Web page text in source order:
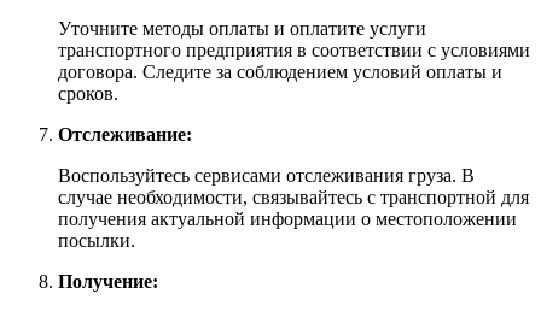
Уточните методы оплаты и оплатите услуги
транспортного предприятия в соответствии с условиями
договора. Следите за соблюдением условий оплаты и
сроков.
Отслеживание:
Воспользуйтесь сервисами отслеживания груза. В
случае необходимости, связывайтесь с транспортной для
получения актуальной информации о местоположении
посылки.
Получение: